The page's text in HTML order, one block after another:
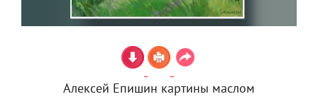
Алексей Епишин картины маслом